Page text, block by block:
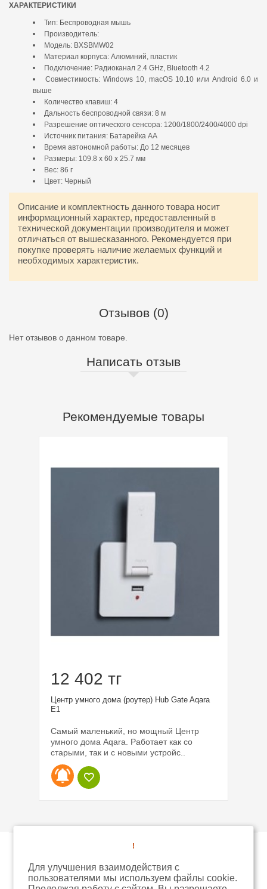
ХАРАКТЕРИСТИКИ
Тип: Беспроводная мышь
Производитель:
Модель: BXSBMW02
Материал корпуса: Алюминий, пластик
Подключение: Радиоканал 2.4 GHz, Bluetooth 4.2
Совместимость: Windows 10, macOS 10.10 или Android 6.0 и
выше
Количество клавиш: 4
Дальность беспроводной связи: 8 м
Разрешение оптического сенсора: 1200/1800/2400/4000 dpi
Источник питания: Батарейка AA
Время автономной работы: До 12 месяцев
Размеры: 109.8 х 60 х 25.7 мм
Вес: 86 г
Цвет: Черный
Описание и комплектность данного товара носит
информационный характер, предоставленный в
технической документации производителя и может
отличаться от вышесказанного. Рекомендуется при
покупке проверять наличие желаемых функций и
необходимых характеристик.
Отзывов (0)
Нет отзывов о данном товаре.
Написать отзыв
Рекомендуемые товары
12 402 тг
Центр умного дома (роутер) Hub Gate Aqara
E1
Самый маленький, но мощный Центр
умного дома Aqara. Работает как со
старыми, так и с новыми устройс..
Магазин умных гаджетов © 2026
!
Для улучшения взаимодействия с
пользователями мы используем файлы cookie.